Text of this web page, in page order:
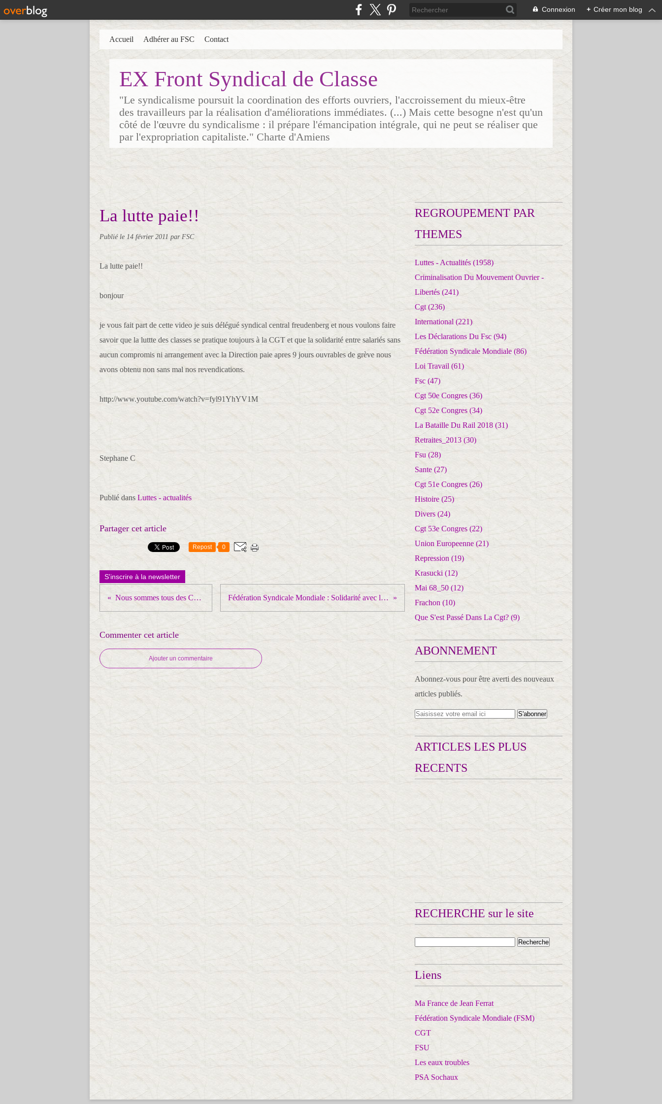
Connexion + Créer mon blog
EX Front Syndical de Classe
"Le syndicalisme poursuit la coordination des efforts ouvriers, l'accroissement du mieux-être
des travailleurs par la réalisation d'améliorations immédiates. (...) Mais cette besogne n'est qu'un
côté de l'œuvre du syndicalisme : il prépare l'émancipation intégrale, qui ne peut se réaliser que
par l'expropriation capitaliste." Charte d'Amiens
Accueil Adhérer au FSC Contact
La lutte paie!!
Publié le 14 février 2011 par FSC
La lutte paie!!
bonjour
je vous fait part de cette video je suis délégué syndical central freudenberg et nous voulons faire
savoir que la luttte des classes se pratique toujours à la CGT et que la solidarité entre salariés sans
aucun compromis ni arrangement avec la Direction paie apres 9 jours ouvrables de grève nous
avons obtenu non sans mal nos revendications.
http://www.youtube.com/watch?v=fyl91YhYV1M
Stephane C
Publié dans Luttes - actualités
Partager cet article
Repost 0
S'inscrire à la newsletter
Nous sommes tous des CGT Thyssen Krupp Fédération Syndicale Mondiale : Solidarité avec la lutte juste du peuple Algérien
Commenter cet article
Ajouter un commentaire
REGROUPEMENT PAR
THEMES
Luttes - Actualités (1958)
Criminalisation Du Mouvement Ouvrier -
Libertés (241)
Cgt (236)
International (221)
Les Déclarations Du Fsc (94)
Fédération Syndicale Mondiale (86)
Loi Travail (61)
Fsc (47)
Cgt 50e Congres (36)
Cgt 52e Congres (34)
La Bataille Du Rail 2018 (31)
Retraites_2013 (30)
Fsu (28)
Sante (27)
Cgt 51e Congres (26)
Histoire (25)
Divers (24)
Cgt 53e Congres (22)
Union Europeenne (21)
Repression (19)
Krasucki (12)
Mai 68_50 (12)
Frachon (10)
Que S'est Passé Dans La Cgt? (9)
ABONNEMENT
Abonnez-vous pour être averti des nouveaux
articles publiés.
ARTICLES LES PLUS
RECENTS
RECHERCHE sur le site
Liens
Ma France de Jean Ferrat
Fédération Syndicale Mondiale (FSM)
CGT
FSU
Les eaux troubles
PSA Sochaux